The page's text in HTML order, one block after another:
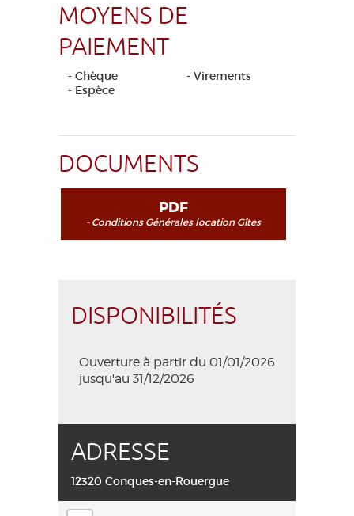
MOYENS DE
PAIEMENT
- Chèque
- Virements
- Espèce
DOCUMENTS
PDF
- Conditions Générales location Gîtes
DISPONIBILITÉS
Ouverture à partir du 01/01/2026
jusqu'au 31/12/2026
ADRESSE
12320 Conques-en-Rouergue